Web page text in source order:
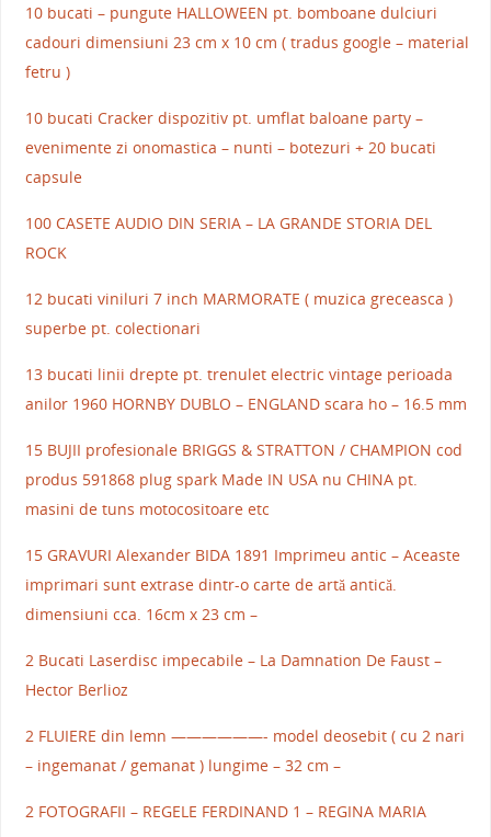
10 bucati – pungute HALLOWEEN pt. bomboane dulciuri
cadouri dimensiuni 23 cm x 10 cm ( tradus google – material
fetru )
10 bucati Cracker dispozitiv pt. umflat baloane party –
evenimente zi onomastica – nunti – botezuri + 20 bucati
capsule
100 CASETE AUDIO DIN SERIA – LA GRANDE STORIA DEL
ROCK
12 bucati viniluri 7 inch MARMORATE ( muzica greceasca )
superbe pt. colectionari
13 bucati linii drepte pt. trenulet electric vintage perioada
anilor 1960 HORNBY DUBLO – ENGLAND scara ho – 16.5 mm
15 BUJII profesionale BRIGGS & STRATTON / CHAMPION cod
produs 591868 plug spark Made IN USA nu CHINA pt.
masini de tuns motocositoare etc
15 GRAVURI Alexander BIDA 1891 Imprimeu antic – Aceaste
imprimari sunt extrase dintr-o carte de artă antică.
dimensiuni cca. 16cm x 23 cm –
2 Bucati Laserdisc impecabile – La Damnation De Faust –
Hector Berlioz
2 FLUIERE din lemn ——————- model deosebit ( cu 2 nari
– ingemanat / gemanat ) lungime – 32 cm –
2 FOTOGRAFII – REGELE FERDINAND 1 – REGINA MARIA